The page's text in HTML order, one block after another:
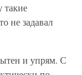
такие
не задавал
и упрям. С